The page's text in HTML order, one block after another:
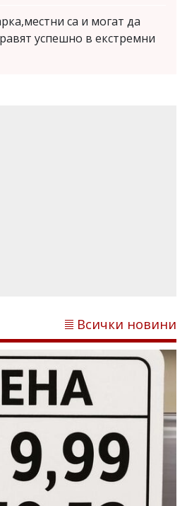
са и могат да
успешно в екстремни
Всички новини